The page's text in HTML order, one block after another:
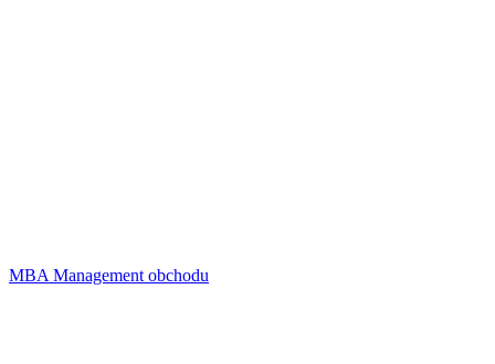
MBA Management obchodu